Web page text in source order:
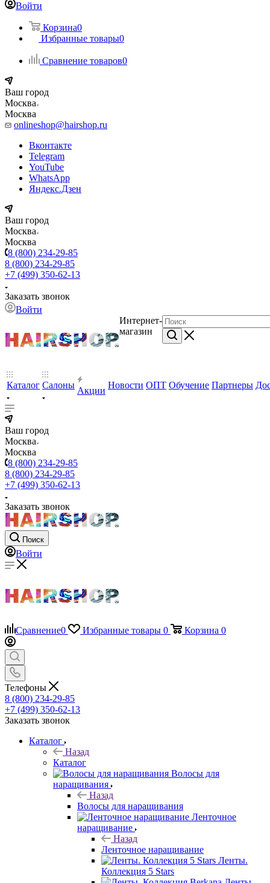
Войти
Корзина0
Избранные товары0
Сравнение товаров0
Ваш город
Москва
Москва
onlineshop@hairshop.ru
Вконтакте
Telegram
YouTube
WhatsApp
Яндекс.Дзен
Ваш город
Москва
Москва
8 (800) 234-29-85
8 (800) 234-29-85
+7 (499) 350-62-13
Заказать звонок
Войти
Интернет-
магазин
Каталог Салоны
Акции
Новости ОПТ Обучение Партнеры
Ваш город
Москва
Москва
8 (800) 234-29-85
8 (800) 234-29-85
+7 (499) 350-62-13
Заказать звонок
Поиск
Войти
Сравнение0 Избранные товары 0 Корзина 0
Телефоны
8 (800) 234-29-85
+7 (499) 350-62-13
Заказать звонок
Каталог
Назад
Каталог
Волосы для
наращивания
Назад
Волосы для наращивания
Ленточное
наращивание
Назад
Ленточное наращивание
Ленты.
Коллекция 5 Stars